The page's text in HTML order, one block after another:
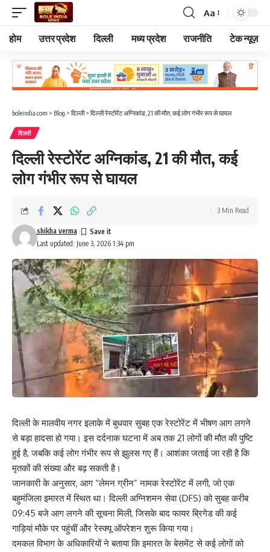
Font
Resizer
Aa
होम उत्तर प्रदेश दिल्ली मध्य प्रदेश राजनीति टेक न्यूज़
boleindia.com > Blog > दिल्ली> दिल्ली रेस्टोरेंट अग्निकांड, 21 की मौत, कई लोग गंभीर रूप से घायल
दिल्ली
दिल्ली रेस्टोरेंट अग्निकांड, 21 की मौत, कई
लोग गंभीर रूप से घायल
Last updated: June 3, 2026 1:34 pm
shikha verma
3 Min Read
दिल्ली के मालवीय नगर इलाके में बुधवार सुबह एक रेस्टोरेंट में भीषण आग लगने
से बड़ा हादसा हो गया। इस दर्दनाक घटना में अब तक 21 लोगों की मौत की पुष्टि
हुई है, जबकि कई लोग गंभीर रूप से झुलस गए हैं। आशंका जताई जा रही है कि
मृतकों की संख्या और बढ़ सकती है।
जानकारी के अनुसार, आग “लेमन ग्रीन” नामक रेस्टोरेंट में लगी, जो एक
बहुमंजिला इमारत में स्थित था। दिल्ली अग्निशमन सेवा (DFS) को सुबह करीब
09:45 बजे आग लगने की सूचना मिली, जिसके बाद फायर ब्रिगेड की कई
गाड़ियां मौके पर पहुंचीं और रेस्क्यू ऑपरेशन शुरू किया गया।
दमकल विभाग के अधिकारियों ने बताया कि इमारत के बेसमेंट से कई लोगों को